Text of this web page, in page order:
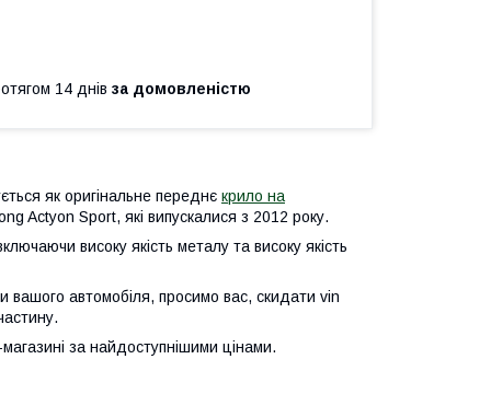
14 днів за домовленістю
як оригінальне переднє крило на
Actyon Sport, які випускалися з 2012 року.
високу якість металу та високу якість
вашого автомобіля, просимо вас, скидати vin
за найдоступнішими цінами.